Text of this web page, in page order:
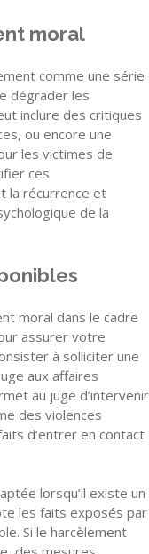
moral
comme une série
dégrader les
inclure des critiques
ou encore une
les victimes de
ces
la récurrence et
de la
moral dans le cadre
assurer votre
à solliciter une
aux affaires
au juge d’intervenir
des violences
d’entrer en contact
lorsqu’il existe un
les faits exposés par
Si le harcèlement